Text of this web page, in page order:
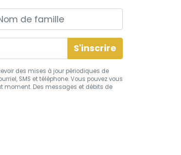
de famille
des mises à jour périodiques de
SMS et téléphone. Vous pouvez vous
moment. Des messages et débits de